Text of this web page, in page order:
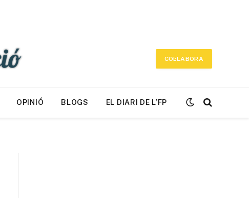
COL·LABORA
OPINIÓ BLOGS EL DIARI DE L’FP